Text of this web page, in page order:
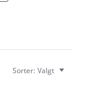
Sorter: Valgt